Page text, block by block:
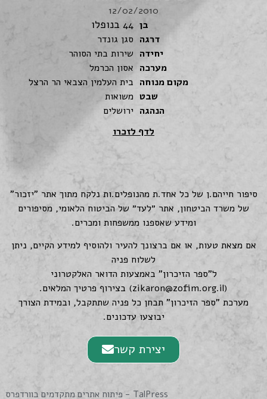
12/02/2010
בן 44 בנופלו
דרגה סגן גונדר
יחידה שירות בתי הסוהר
מערכה אסון הכרמל
מקום מנוחה בית העלמין הצבאי הר הרצל
שבט משואות
הנהגה ירושלים
לדף לזכרו
סיפור חייהם.ן של כל אחד.ת מהנופלים.ות נלקח מתוך אתר "יזכור"
של משרד הביטחון, אתר ״לעד״ של הביטוח הלאומי, מסיפורים
ומידע שאספנו ממשפחות ומכרים.
אם מצאת טעות, או אם ברצונך להעיר ולהוסיף למידע הקיים, ניתן
לשלוח פניה
ל"ספר הזיכרון" באמצעות הדואר האלקטרוני
(
zikaron@zofim.org.il) בצירוף פרטיך המלאים.
מערכת "ספר הזיכרון" תבחן כל פניה שתתקבל, ובמידת הצורך
יבוצעו עדכונים.
יצירת קשר
TalPress - פיתוח אתרים מתקדמים בוורדפרס